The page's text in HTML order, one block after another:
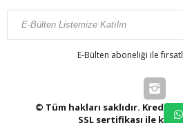
E-Bülten aboneliği ile
© Tüm hakları saklıdır. Kredi
SSL sertifikası ile